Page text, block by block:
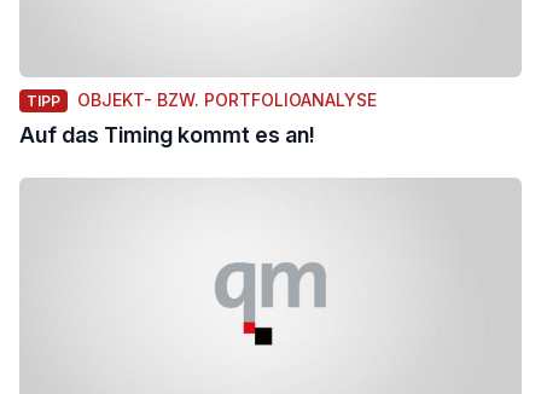
TIPP OBJEKT- BZW. PORTFOLIOANALYSE
Auf das Timing kommt es an!